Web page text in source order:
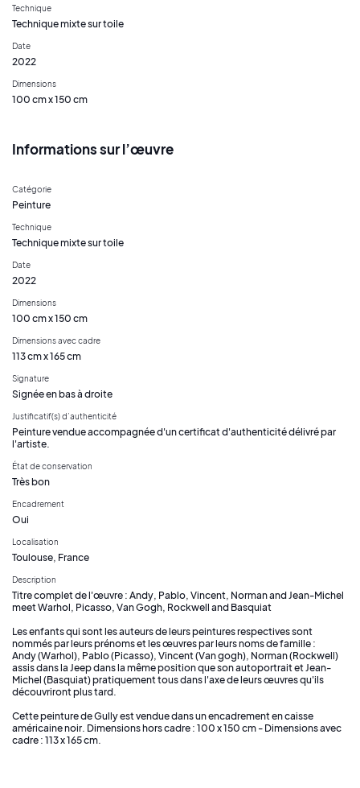
Technique
Technique mixte sur toile
Date
2022
Dimensions
100 cm x 150 cm
Informations sur l’œuvre
Catégorie
Peinture
Technique
Technique mixte sur toile
Date
2022
Dimensions
100 cm x 150 cm
Dimensions avec cadre
113 cm x 165 cm
Signature
Signée en bas à droite
Justificatif(s) d’authenticité
Peinture vendue accompagnée d'un certificat d'authenticité délivré par
l'artiste.
État de conservation
Très bon
Encadrement
Oui
Localisation
Toulouse, France
Description
Titre complet de l'œuvre : Andy, Pablo, Vincent, Norman and Jean-Michel
meet Warhol, Picasso, Van Gogh, Rockwell and Basquiat
Les enfants qui sont les auteurs de leurs peintures respectives sont
nommés par leurs prénoms et les œuvres par leurs noms de famille :
Andy (Warhol), Pablo (Picasso), Vincent (Van gogh), Norman (Rockwell)
assis dans la Jeep dans la même position que son autoportrait et Jean-
Michel (Basquiat) pratiquement tous dans l'axe de leurs œuvres qu'ils
découvriront plus tard.
Cette peinture de Gully est vendue dans un encadrement en caisse
américaine noir. Dimensions hors cadre : 100 x 150 cm - Dimensions avec
cadre : 113 x 165 cm.